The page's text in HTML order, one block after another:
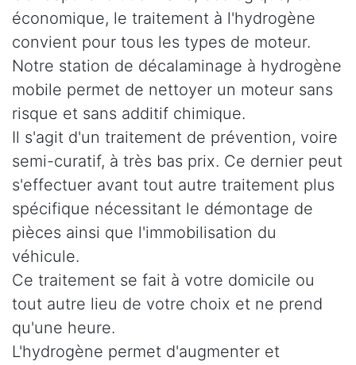
économique, le traitement à l'hydrogène
convient pour tous les types de moteur.
Notre station de décalaminage à hydrogène
mobile permet de nettoyer un moteur sans
risque et sans additif chimique.
Il s'agit d'un traitement de prévention, voire
semi-curatif, à très bas prix. Ce dernier peut
s'effectuer avant tout autre traitement plus
spécifique nécessitant le démontage de
pièces ainsi que l'immobilisation du
véhicule.
Ce traitement se fait à votre domicile ou
tout autre lieu de votre choix et ne prend
qu'une heure.
L'hydrogène permet d'augmenter et